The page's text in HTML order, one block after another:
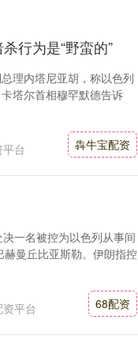
行为是“野蛮的”
理内塔尼亚胡，称以色列
塔尔首相穆罕默德告诉
犇牛宝配资
台
一名被控为以色列从事间
曼丘比亚斯勒。伊朗指控
68配资
平台